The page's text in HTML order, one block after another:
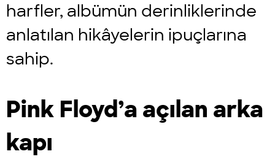
harfler, albümün derinliklerinde
anlatılan hikâyelerin ipuçlarına
sahip.
Pink Floyd’a açılan arka
kapı